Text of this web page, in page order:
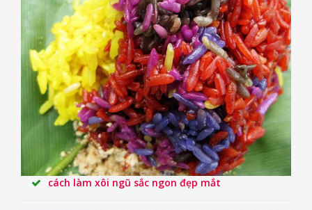
cách làm xôi ngũ sắc ngon đẹp mắt